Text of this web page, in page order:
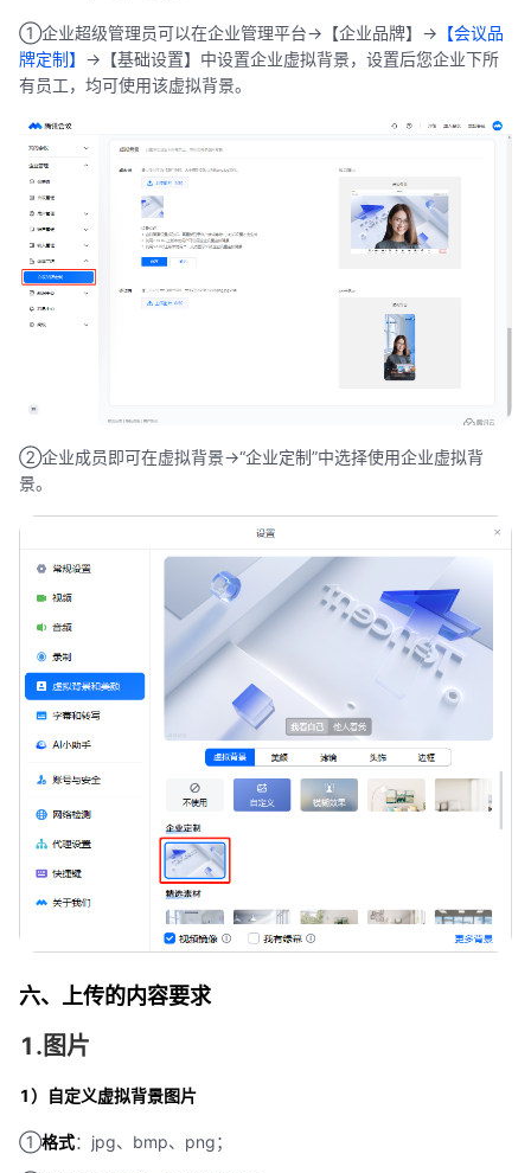
①企业超级管理员可以在企业管理平台->【企业品牌】-> 【会议品
牌定制】 ->【基础设置】中设置企业虚拟背景，设置后您企业下所
有员工，均可使用该虚拟背景。
②企业成员即可在虚拟背景->“企业定制”中选择使用企业虚拟背
景。
六、上传的内容要求
1.图片
1）自定义虚拟背景图片
①格式：jpg、bmp、png；